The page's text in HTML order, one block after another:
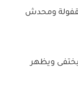
ومحدش
ويظهر